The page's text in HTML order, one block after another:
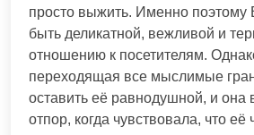
просто выжить. Именно поэтому
быть деликатной, вежливой и
отношению к посетителям.
переходящая все мыслимые
оставить её равнодушной, и она
отпор, когда чувствовала, что её